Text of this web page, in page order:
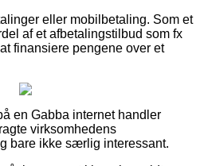
eller mobilbetaling. Som et
af et afbetalingstilbud som fx
finansiere pengene over et
en Gabba internet handler
virksomhedens
bare ikke særlig interessant.